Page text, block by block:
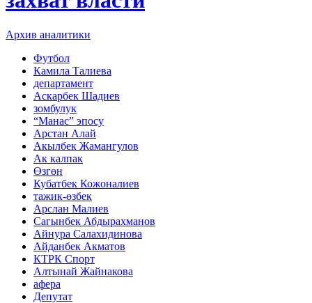
Архив аналитики
Футбол
Камила Талиева
департамент
Аскарбек Шадиев
зомбулук
“Манас” эпосу
Арстан Алай
Акылбек Жамангулов
Ак калпак
Өзгөн
Кубатбек Кожоналиев
тажик-өзбек
Арслан Малиев
Сагынбек Абдырахманов
Айнура Салахидинова
Айданбек Акматов
КТРК Спорт
Алтынай Жайнакова
афера
Депутат